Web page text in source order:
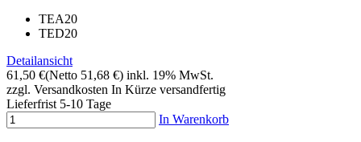
TEA20
TED20
Detailansicht
61,50 €(Netto 51,68 €) inkl. 19% MwSt.
zzgl. Versandkosten In Kürze versandfertig
Lieferfrist 5-10 Tage
In Warenkorb